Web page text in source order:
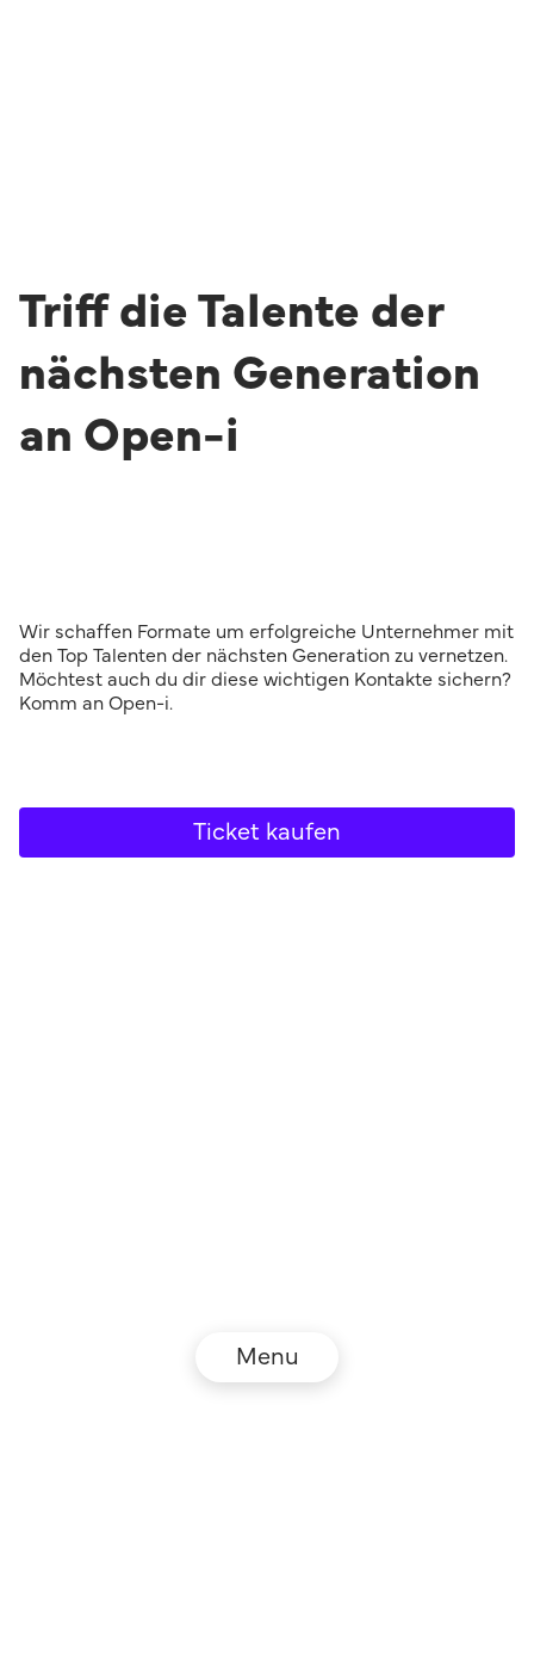
Menu
Triff die Talente der
nächsten Generation
an Open-i
Wir schaffen Formate um erfolgreiche Unternehmer mit
den Top Talenten der nächsten Generation zu vernetzen.
Möchtest auch du dir diese wichtigen Kontakte sichern?
Komm an Open-i.
Ticket kaufen